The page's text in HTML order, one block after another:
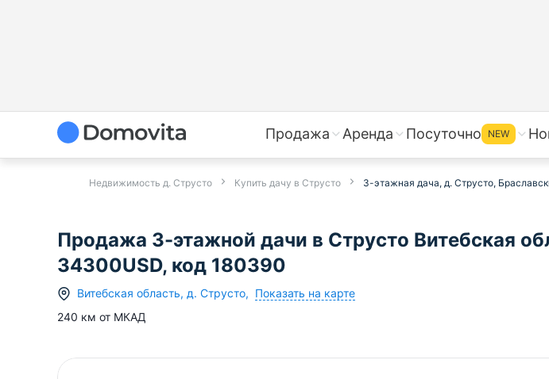
Продажа Аренда Посуточно NEW
Недвижимость д. Струсто Купить дачу в Струсто 3-этажная дача, д. Струсто,
Продажа 3-этажной дачи в Струсто Витебская
34300USD, код 180390
Витебская область, д. Струсто, Показать на карте
240 км от МКАД